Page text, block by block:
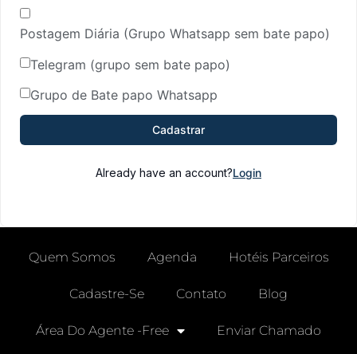
Postagem Diária (Grupo Whatsapp sem bate papo)
Telegram (grupo sem bate papo)
Grupo de Bate papo Whatsapp
Cadastrar
Already have an account?Login
Quem Somos Agenda Hotéis Parceiros
Cadastre-Se Contato Blog
Área Do Agente -free Enviar Chamado